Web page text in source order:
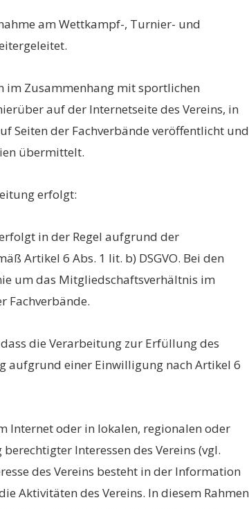
am Wettkampf-, Turnier- und
im Zusammenhang mit sportlichen
auf der Internetseite des Vereins, in
Seiten der Fachverbände veröffentlicht und
übermittelt.
erfolgt:
in der Regel aufgrund der
Artikel 6 Abs. 1 lit. b) DSGVO. Bei den
um das Mitgliedschaftsverhältnis im
Fachverbände.
die Verarbeitung zur Erfüllung des
aufgrund einer Einwilligung nach Artikel 6
Internet oder in lokalen, regionalen oder
Interessen des Vereins (vgl.
des Vereins besteht in der Information
Aktivitäten des Vereins. In diesem Rahmen